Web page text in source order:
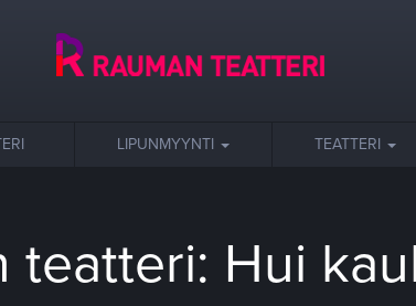
LIPUNMYYNTI TEATTERI
teatteri: Hui